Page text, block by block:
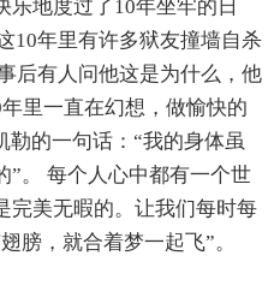
乐地度过了10年坐牢的日
10年里有许多狱友撞墙自杀
后有人问他这是为什么，他
里一直在幻想，做愉快的
勒的一句话：“我的身体虽
”。 每个人心中都有一个世
完美无暇的。让我们每时每
膀，就合着梦一起飞”。